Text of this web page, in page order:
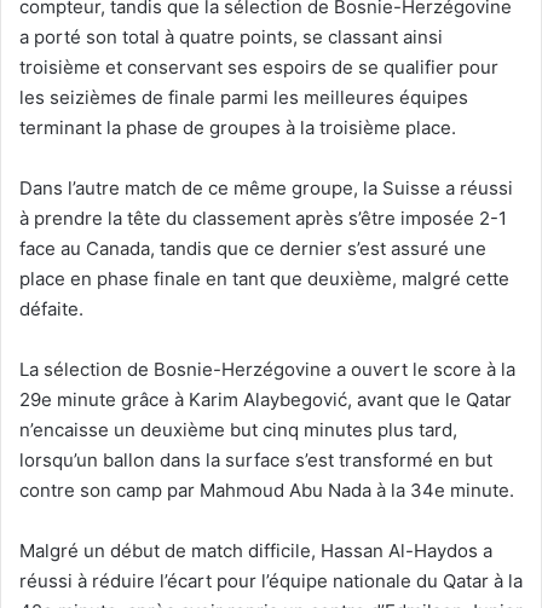
compteur, tandis que la sélection de Bosnie-Herzégovine
a porté son total à quatre points, se classant ainsi
troisième et conservant ses espoirs de se qualifier pour
les seizièmes de finale parmi les meilleures équipes
terminant la phase de groupes à la troisième place.
Dans l’autre match de ce même groupe, la Suisse a réussi
à prendre la tête du classement après s’être imposée 2-1
face au Canada, tandis que ce dernier s’est assuré une
place en phase finale en tant que deuxième, malgré cette
défaite.
La sélection de Bosnie-Herzégovine a ouvert le score à la
29e minute grâce à Karim Alaybegović, avant que le Qatar
n’encaisse un deuxième but cinq minutes plus tard,
lorsqu’un ballon dans la surface s’est transformé en but
contre son camp par Mahmoud Abu Nada à la 34e minute.
Malgré un début de match difficile, Hassan Al-Haydos a
réussi à réduire l’écart pour l’équipe nationale du Qatar à la